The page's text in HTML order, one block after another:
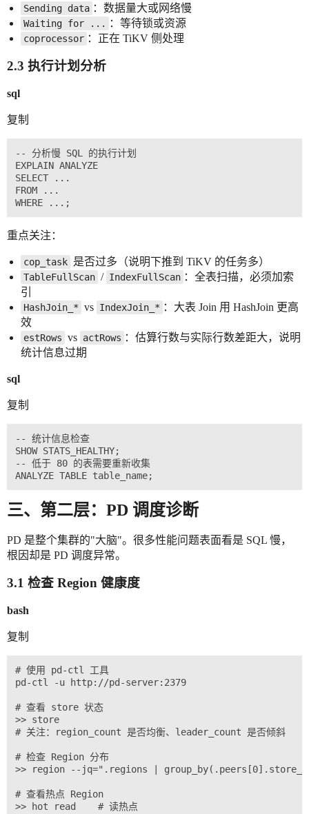
Sending data ：数据量大或网络慢
Waiting for ... ：等待锁或资源
coprocessor ：正在 TiKV 侧处理
2.3 执行计划分析
sql
复制
-- 分析慢 SQL 的执行计划
EXPLAIN ANALYZE
SELECT ...
FROM ...
重点关注：
cop_task 是否过多（说明下推到 TiKV 的任务多）
TableFullScan / IndexFullScan ：全表扫描，必须加索
引
HashJoin_* vs IndexJoin_* ：大表 Join 用 HashJoin 更高
效
estRows vs actRows ：估算行数与实际行数差距大，说明
统计信息过期
sql
复制
-- 统计信息检查
SHOW STATS_HEALTHY;
-- 低于 80 的表需要重新收集
三、第二层：PD 调度诊断
PD 是整个集群的"大脑"。很多性能问题表面看是 SQL 慢，
根因却是 PD 调度异常。
3.1 检查 Region 健康度
bash
复制
# 使用 pd-ctl 工具
pd-ctl -u http://pd-server:2379
# 查看 store 状态
>> store
# 关注：region_count 是否均衡、leader_count 是否倾斜
# 检查 Region 分布
>> region --jq=".regions |
# 查看热点 Region
>> hot read    # 读热点